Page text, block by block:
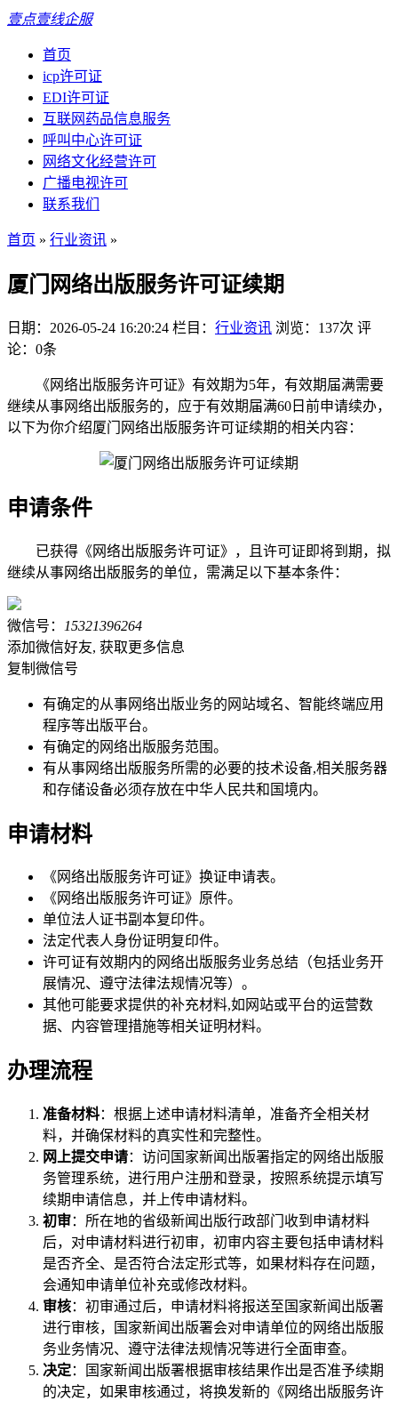
壹点壹线企服
首页
icp许可证
EDI许可证
互联网药品信息服务
呼叫中心许可证
网络文化经营许可
广播电视许可
联系我们
首页 » 行业资讯 »
厦门网络出版服务许可证续期
日期：2026-05-24 16:20:24 栏目： 行业资讯 浏览：137次 评
论：0条
《网络出版服务许可证》有效期为5年，有效期届满需要
继续从事网络出版服务的，应于有效期届满60日前申请续办，
以下为你介绍厦门网络出版服务许可证续期的相关内容：
申请条件
已获得《网络出版服务许可证》，且许可证即将到期，拟
继续从事网络出版服务的单位，需满足以下基本条件：
微信号：
15321396264
添加微信好友, 获取更多信息
复制微信号
有确定的从事网络出版业务的网站域名、智能终端应用
程序等出版平台。
有确定的网络出版服务范围。
有从事网络出版服务所需的必要的技术设备,相关服务器
和存储设备必须存放在中华人民共和国境内。
申请材料
《网络出版服务许可证》换证申请表。
《网络出版服务许可证》原件。
单位法人证书副本复印件。
法定代表人身份证明复印件。
许可证有效期内的网络出版服务业务总结（包括业务开
展情况、遵守法律法规情况等）。
其他可能要求提供的补充材料,如网站或平台的运营数
据、内容管理措施等相关证明材料。
办理流程
准备材料：根据上述申请材料清单，准备齐全相关材
料，并确保材料的真实性和完整性。
网上提交申请：访问国家新闻出版署指定的网络出版服
务管理系统，进行用户注册和登录，按照系统提示填写
续期申请信息，并上传申请材料。
初审：所在地的省级新闻出版行政部门收到申请材料
后，对申请材料进行初审，初审内容主要包括申请材料
是否齐全、是否符合法定形式等，如果材料存在问题，
会通知申请单位补充或修改材料。
审核：初审通过后，申请材料将报送至国家新闻出版署
进行审核，国家新闻出版署会对申请单位的网络出版服
务业务情况、遵守法律法规情况等进行全面审查。
决定：国家新闻出版署根据审核结果作出是否准予续期
的决定，如果审核通过，将换发新的《网络出版服务许